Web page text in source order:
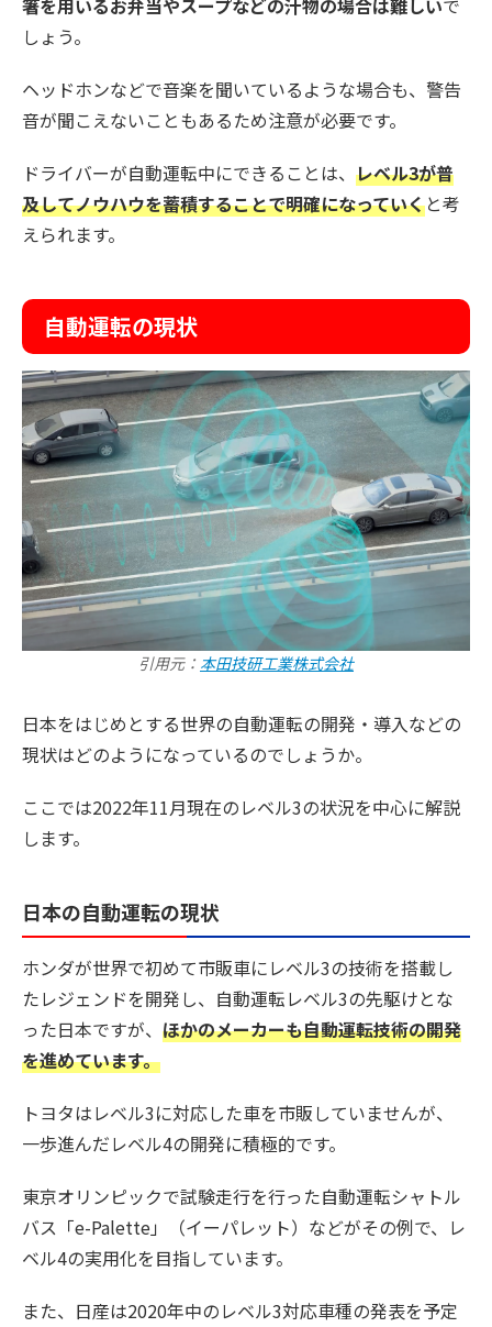
箸を用いるお弁当やスープなどの汁物の場合は難しいで
しょう。
ヘッドホンなどで音楽を聞いているような場合も、警告
音が聞こえないこともあるため注意が必要です。
ドライバーが自動運転中にできることは、 レベル3が普
及してノウハウを蓄積することで明確になっていくと考
えられます。
自動運転の現状
引用元： 本田技研工業株式会社
日本をはじめとする世界の自動運転の開発・導入などの
現状はどのようになっているのでしょうか。
ここでは2022年11月現在のレベル3の状況を中心に解説
します。
日本の自動運転の現状
ホンダが世界で初めて市販車にレベル3の技術を搭載し
たレジェンドを開発し、自動運転レベル3の先駆けとな
った日本ですが、 ほかのメーカーも自動運転技術の開発
を進めています。
トヨタはレベル3に対応した車を市販していませんが、
一歩進んだレベル4の開発に積極的です。
東京オリンピックで試験走行を行った自動運転シャトル
バス「e-Palette」（イーパレット）などがその例で、レ
ベル4の実用化を目指しています。
また、日産は2020年中のレベル3対応車種の発表を予定